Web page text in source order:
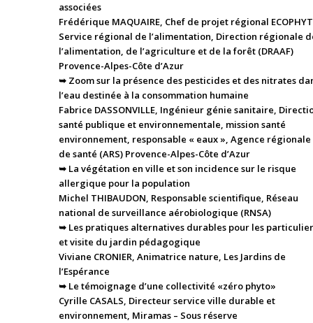
associées
Frédérique MAQUAIRE, Chef de projet régional
Service régional de l’alimentation, Direction régionale
l’alimentation, de l’agriculture et de la forêt (DRAAF)
Provence-Alpes-Côte d’Azur
➥ Zoom sur la présence des pesticides et des nitrates
l’eau destinée à la consommation humaine
Fabrice DASSONVILLE, Ingénieur génie sanitaire,
santé publique et environnementale, mission santé
environnement, responsable « eaux », Agence régionale
de santé (ARS) Provence-Alpes-Côte d’Azur
➥ La végétation en ville et son incidence sur le risque
allergique pour la population
Michel THIBAUDON, Responsable scientifique, Réseau
national de surveillance aérobiologique (RNSA)
➥ Les pratiques alternatives durables pour les
et visite du jardin pédagogique
Viviane CRONIER, Animatrice nature, Les Jardins de
l’Espérance
➥ Le témoignage d’une collectivité «zéro phyto»
Cyrille CASALS, Directeur service ville durable et
environnement, Miramas – Sous réserve